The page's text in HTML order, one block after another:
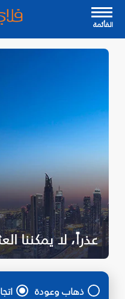
القأئمة
عذراً، لا يمكننا
ذهاب وعودة